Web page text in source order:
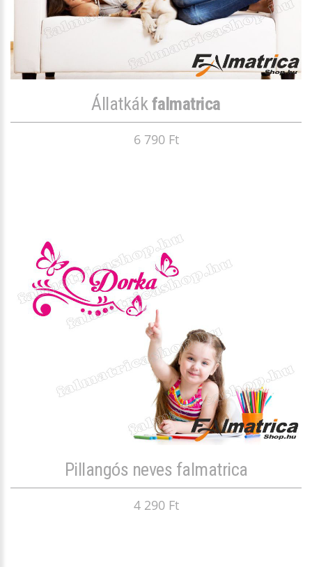
Állatkákfalmatrica
6 790 Ft
Pillangós neves falmatrica
4 290 Ft